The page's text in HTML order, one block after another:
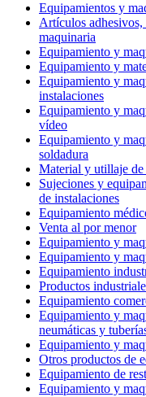
Equipamientos y
Artículos adhesivos,
maquinaria
Equipamiento y
Equipamiento y
Equipamiento y
instalaciones
Equipamiento y
vídeo
Equipamiento y
soldadura
Material y utillaje de
Sujeciones y
de instalaciones
Equipamiento
Venta al por menor
Equipamiento y
Equipamiento y
Equipamiento
Productos
Equipamiento
Equipamiento y
neumáticas y
Equipamiento y
Otros productos de
Equipamiento de
Equipamiento y